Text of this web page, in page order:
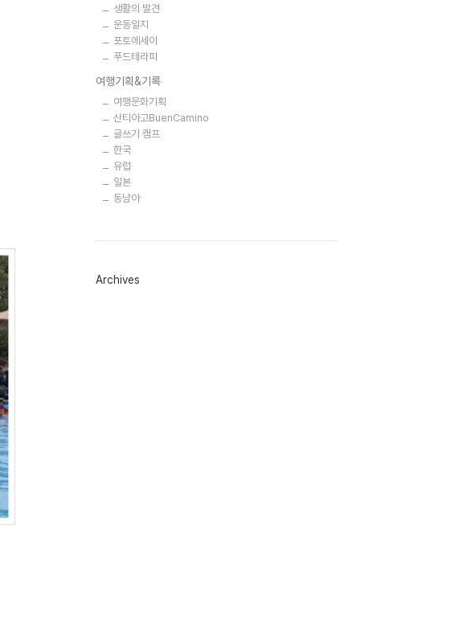
생활의 발견
운동일지
포토에세이
푸드테라피
여행기획&기록
여행문화기획
산티아고BuenCamino
글쓰기 캠프
한국
유럽
일본
동남아
Archives